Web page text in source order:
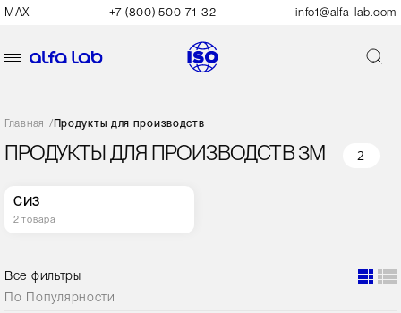
MAX +7 (800) 500-71-32 info1@alfa-lab.com
Главная / Продукты для производств
ПРОДУКТЫ ДЛЯ ПРОИЗВОДСТВ 3M 2
СИЗ
2 товара
Все фильтры
По Популярности